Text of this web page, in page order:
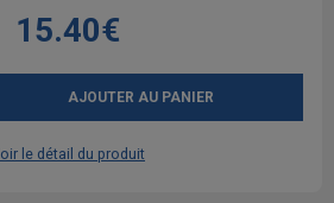
15.40€
AJOUTER AU PANIER
le détail du produit